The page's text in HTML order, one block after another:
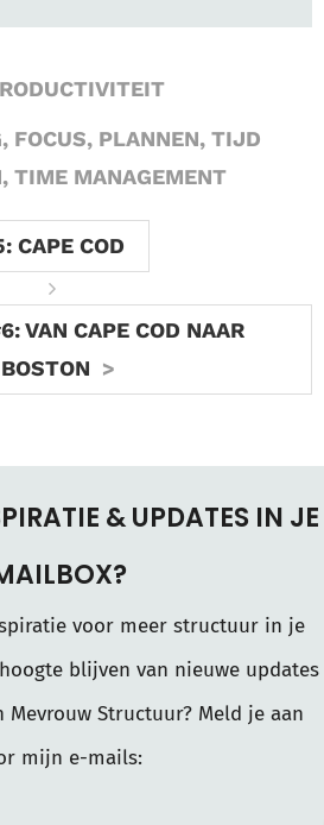
, FOCUS, PLANNEN,TIJD
, TIME MANAGEMENT
CAPE COD
VAN CAPE COD NAAR
BOSTON
& UPDATES IN JE
voor meer structuur in je
blijven van nieuwe updates
Mevrouw Structuur? Meld je aan
mijn e-mails: